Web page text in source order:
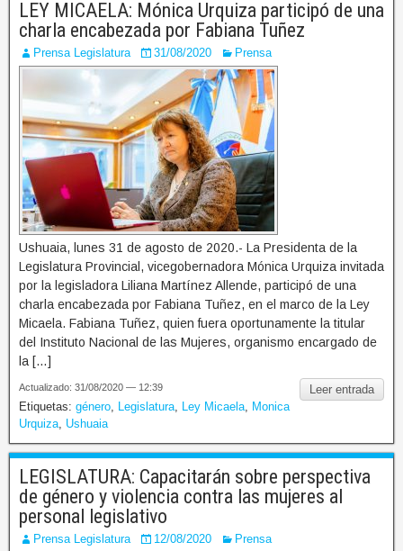
LEY MICAELA: Mónica Urquiza participó de una
charla encabezada por Fabiana Tuñez
Prensa Legislatura 31/08/2020 Prensa
Ushuaia, lunes 31 de agosto de 2020.- La Presidenta de la
Legislatura Provincial, vicegobernadora Mónica Urquiza invitada
por la legisladora Liliana Martínez Allende, participó de una
charla encabezada por Fabiana Tuñez, en el marco de la Ley
Micaela. Fabiana Tuñez, quien fuera oportunamente la titular
del Instituto Nacional de las Mujeres, organismo encargado de
la […]
Leer entrada
Actualizado: 31/08/2020 — 12:39
Etiquetas: género Legislatura Ley Micaela
Monica
Urquiza Ushuaia
LEGISLATURA: Capacitarán sobre perspectiva
de género y violencia contra las mujeres al
personal legislativo
Prensa Legislatura 12/08/2020 Prensa